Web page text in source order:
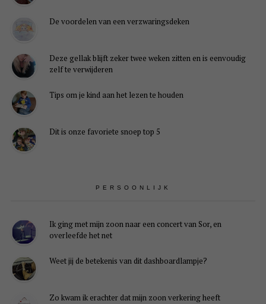
De voordelen van een verzwaringsdeken
Deze gellak blijft zeker twee weken zitten en is eenvoudig
zelf te verwijderen
Tips om je kind aan het lezen te houden
Dit is onze favoriete snoep top 5
PERSOONLIJK
Ik ging met mijn zoon naar een concert van Sor, en
overleefde het net
Weet jij de betekenis van dit dashboardlampje?
Zo kwam ik erachter dat mijn zoon verkering heeft